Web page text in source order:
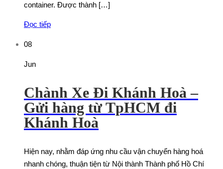
container. Được thành […]
Đọc tiếp
08
Jun
Chành Xe Đi Khánh Hoà –
Gửi hàng từ TpHCM đi
Khánh Hoà
Hiện nay, nhằm đáp ứng nhu cầu vận chuyển hàng hoá
nhanh chóng, thuận tiện từ Nội thành Thành phố Hồ Chí